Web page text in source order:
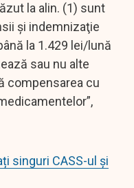
la alin. (1) sunt
şi indemnizaţie
la 1.429 lei/lună
sau nu alte
compensarea cu
singuri CASS-ul și